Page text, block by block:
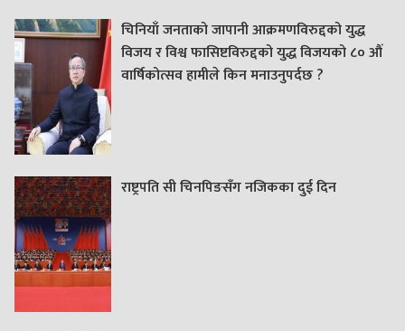
चिनियाँ जनताको जापानी आक्रमणविरुद्दको युद्ध
विजय र विश्व फासिष्टविरुद्दको युद्ध विजयको ८० औं
वार्षिकोत्सव हामीले किन मनाउनुपर्दछ ?
राष्ट्रपति सी चिनपिङसँग नजिकका दुई दिन